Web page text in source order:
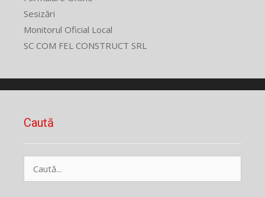
Sesizări
Monitorul Oficial Local
SC COM FEL CONSTRUCT SRL
Caută
după: